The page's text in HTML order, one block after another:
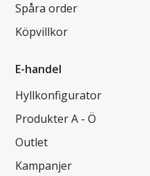
Spåra order
Köpvillkor
E-handel
Hyllkonfigurator
Produkter A - Ö
Outlet
Kampanjer